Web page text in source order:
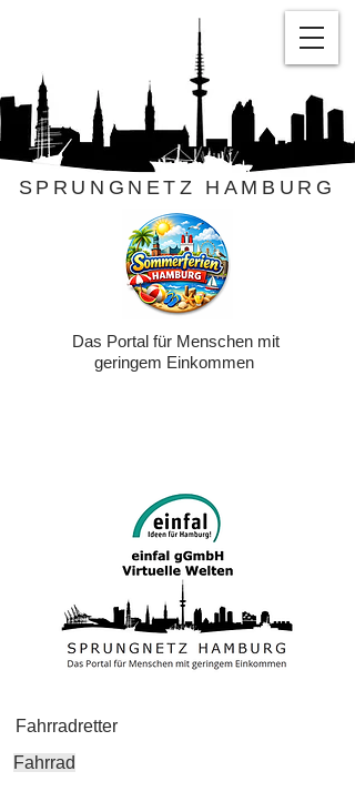
SPRUNGNETZ HAMBURG
Das Portal für Menschen mit
geringem Einkommen
Fahrradretter
Fahrrad